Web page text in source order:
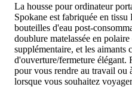
La housse pour ordinateur
Spokane est fabriquée en
bouteilles d'eau post-
doublure matelassée en
supplémentaire, et les aimants
d'ouverture/fermeture élégant.
pour vous rendre au travail ou
lorsque vous souhaitez